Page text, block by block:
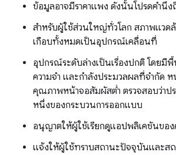
ข้อมูลอาจมีราคาแพง ดังนั้นโปรดคำนึง
สำหรับผู้ใช้ส่วนใหญ่ทั่วโลก สภาพแวด
เกือบทั้งหมดเป็นอุปกรณ์เคลื่อนที่
อุปกรณ์ระดับล่างเป็นเรื่องปกติ โดยมี
ความจำ และกำลังประมวลผลที่จำกัด
คุณภาพหน้าจอสัมผัสต่ำ ตรวจสอบว่าป
หนึ่งของกระบวนการออกแบบ
อนุญาตให้ผู้ใช้เรียกดูแอปพลิเคชันขอ
แจ้งให้ผู้ใช้ทราบสถานะปัจจุบันและส